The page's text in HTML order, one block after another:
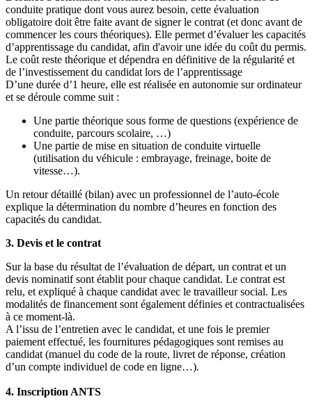
conduite pratique dont vous aurez besoin, cette évaluation
obligatoire doit être faite avant de signer le contrat (et donc avant de
commencer les cours théoriques). Elle permet d’évaluer les capacités
d’apprentissage du candidat, afin d'avoir une idée du coût du permis.
Le coût reste théorique et dépendra en définitive de la régularité et
de l’investissement du candidat lors de l’apprentissage
D’une durée d’1 heure, elle est réalisée en autonomie sur ordinateur
et se déroule comme suit :
Une partie théorique sous forme de questions (expérience de
conduite, parcours scolaire, …)
Une partie de mise en situation de conduite virtuelle
(utilisation du véhicule : embrayage, freinage, boite de
vitesse…).
Un retour détaillé (bilan) avec un professionnel de l’auto-école
explique la détermination du nombre d’heures en fonction des
capacités du candidat.
3. Devis et le contrat
Sur la base du résultat de l’évaluation de départ, un contrat et un
devis nominatif sont établit pour chaque candidat. Le contrat est
relu, et expliqué à chaque candidat avec le travailleur social. Les
modalités de financement sont également définies et contractualisées
à ce moment-là.
A l’issu de l’entretien avec le candidat, et une fois le premier
paiement effectué, les fournitures pédagogiques sont remises au
candidat (manuel du code de la route, livret de réponse, création
d’un compte individuel de code en ligne…).
4. Inscription ANTS